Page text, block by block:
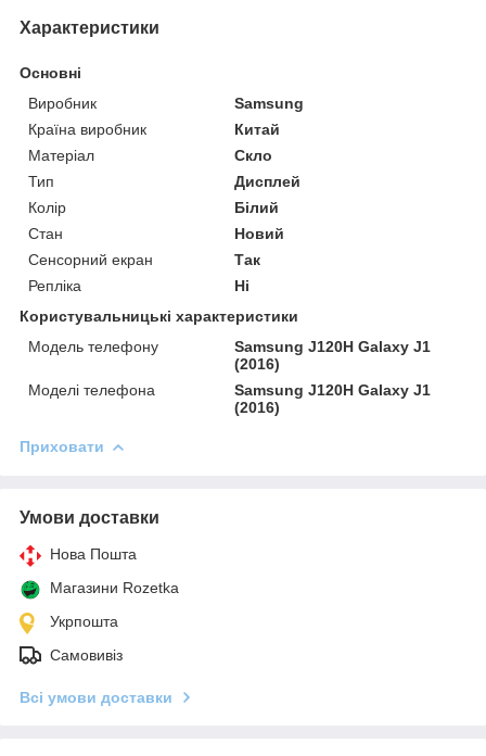
Характеристики
Основні
Виробник
Samsung
Країна виробник
Китай
Матеріал
Скло
Тип
Дисплей
Колір
Білий
Стан
Новий
Сенсорний екран
Так
Репліка
Ні
Користувальницькі характеристики
Модель телефону
Samsung J120H Galaxy J1
(2016)
Моделі телефона
Samsung J120H Galaxy J1
(2016)
Приховати
Умови доставки
Нова Пошта
Магазини Rozetka
Укрпошта
Самовивіз
Всі умови доставки